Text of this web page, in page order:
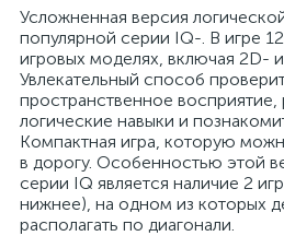
Усложненная версия
популярной серии IQ-. В игре
игровых моделях, включая 2D-
Увлекательный способ
пространственное восприятие,
логические навыки и
Компактная игра, которую
в дорогу. Особенностью этой
серии IQ является наличие 2
нижнее), на одном из которых
располагать по диагонали.